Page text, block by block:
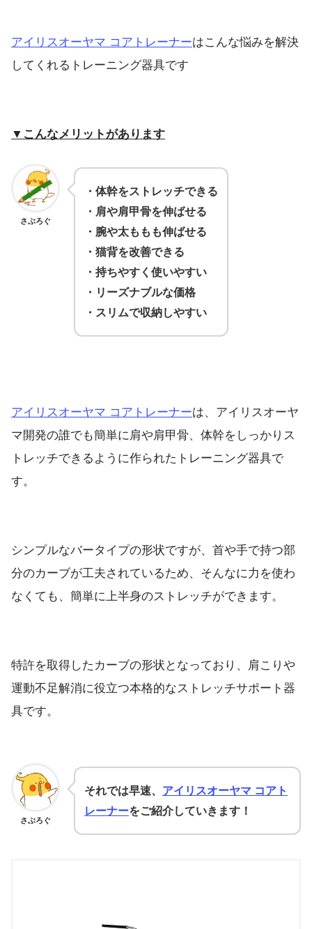
アイリスオーヤマ コアトレーナーはこんな悩みを解決
してくれるトレーニング器具です
▼こんなメリットがあります
さぶろぐ
・体幹をストレッチできる
・肩や肩甲骨を伸ばせる
・腕や太ももも伸ばせる
・猫背を改善できる
・持ちやすく使いやすい
・リーズナブルな価格
・スリムで収納しやすい
アイリスオーヤマ コアトレーナーは、アイリスオーヤ
マ開発の誰でも簡単に肩や肩甲骨、体幹をしっかりス
トレッチできるように作られたトレーニング器具で
す。
シンプルなバータイプの形状ですが、首や手で持つ部
分のカーブが工夫されているため、そんなに力を使わ
なくても、簡単に上半身のストレッチができます。
特許を取得したカーブの形状となっており、肩こりや
運動不足解消に役立つ本格的なストレッチサポート器
具です。
さぶろぐ
それでは早速、 アイリスオーヤマ コアト
レーナーをご紹介していきます！